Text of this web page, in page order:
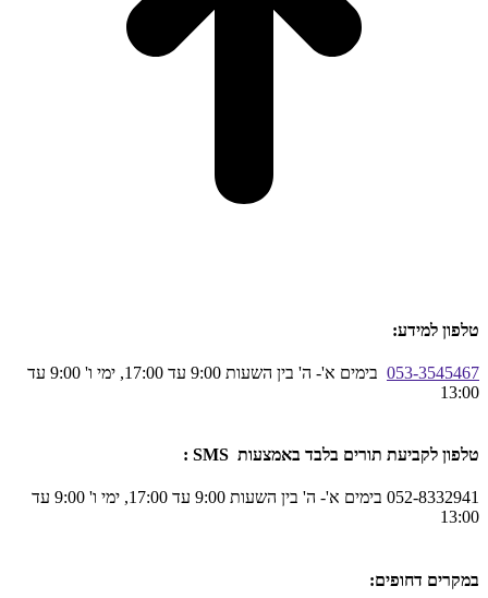
טלפון למידע:
053-3545467
בימים א'- ה' בין השעות 9:00 עד 17:00, ימי ו' 9:00 עד
13:00
טלפון לקביעת תורים בלבד באמצעות SMS :
052-8332941 בימים א'- ה' בין השעות 9:00 עד 17:00, ימי ו' 9:00 עד
13:00
במקרים דחופים: